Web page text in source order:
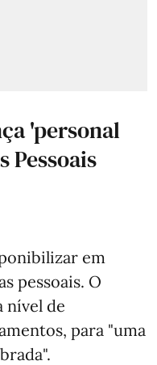
'personal
Pessoais
em
pessoais. O
nível de
para "uma